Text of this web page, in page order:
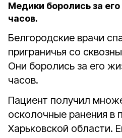
Медики боролись за
часов.
Белгородские врачи
приграничья со
Они боролись за его
часов.
Пациент получил
осколочные ранения в
Харьковской области.